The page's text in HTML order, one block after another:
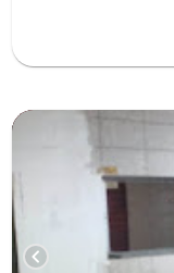
chevron_left